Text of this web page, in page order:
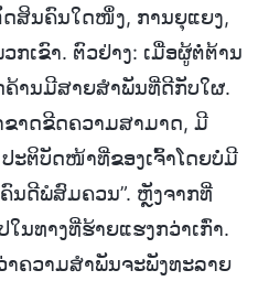
ດສິນຄົນໃດໜຶ່ງ, ການຍຸແຍງ,
ກເຂົາ. ຕົວຢ່າງ: ເມື່ອຜູ້ຕໍ່ຕ້ານ
ານມີສາຍສຳພັນທີ່ດີກັບໃຜ.
ຂາດຂີດຄວາມສາມາດ, ມີ
ະຕິບັດໜ້າທີ່ຂອງເຈົ້າໂດຍບໍ່ມີ
ນດີພໍສົມຄວນ”. ຫຼັງຈາກທີ່
ນທາງທີ່ຮ້າຍແຮງກວ່າເກົ່າ.
ຄວາມສຳພັນຈະພັງທະລາຍ